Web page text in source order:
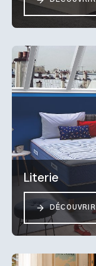
Literie
DÉCOUVRIR